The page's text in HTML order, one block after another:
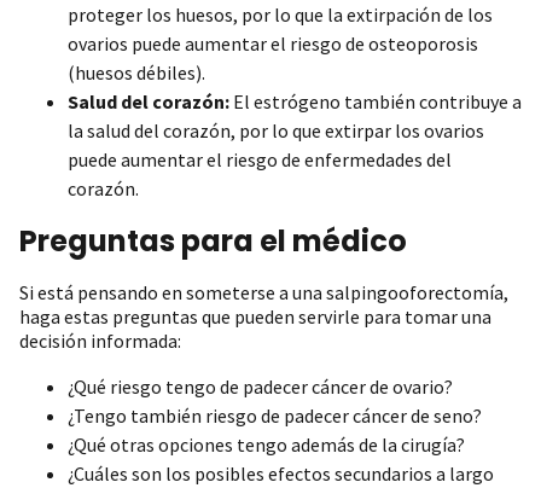
proteger los huesos, por lo que la extirpación de los
ovarios puede aumentar el riesgo de osteoporosis
(huesos débiles).
Salud del corazón: El estrógeno también contribuye a
la salud del corazón, por lo que extirpar los ovarios
puede aumentar el riesgo de enfermedades del
corazón.
Preguntas para el médico
Si está pensando en someterse a una salpingooforectomía,
haga estas preguntas que pueden servirle para tomar una
decisión informada:
¿Qué riesgo tengo de padecer cáncer de ovario?
¿Tengo también riesgo de padecer cáncer de seno?
¿Qué otras opciones tengo además de la cirugía?
¿Cuáles son los posibles efectos secundarios a largo